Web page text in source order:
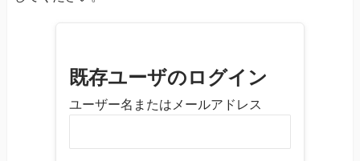
既存ユーザのログイン
ユーザー名またはメールアドレス